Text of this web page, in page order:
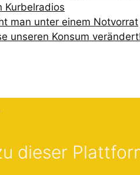
Kurbelradios
man unter einem Notvorrat
unseren Konsum
dieser